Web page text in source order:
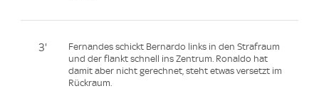
3'
Fernandes schickt Bernardo links in den Strafraum
und der flankt schnell ins Zentrum. Ronaldo hat
damit aber nicht gerechnet, steht etwas versetzt im
Rückraum.